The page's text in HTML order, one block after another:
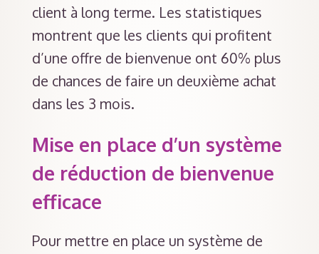
client à long terme. Les statistiques
montrent que les clients qui profitent
d’une offre de bienvenue ont 60% plus
de chances de faire un deuxième achat
dans les 3 mois.
Mise en place d’un système
de réduction de bienvenue
efficace
Pour mettre en place un système de